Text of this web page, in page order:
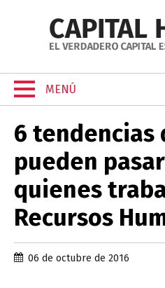
MENÚ
6 tendencias
pueden
quienes
Recursos
06 de octubre de 2016